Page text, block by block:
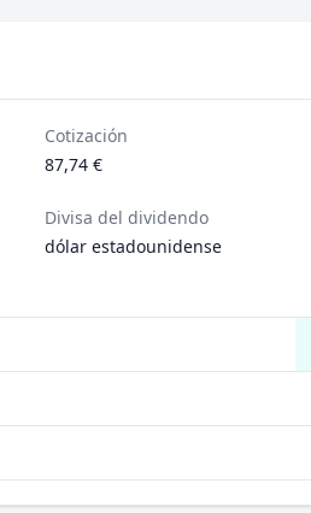
Cotización
87,74 €
Divisa del dividendo
dólar estadounidense